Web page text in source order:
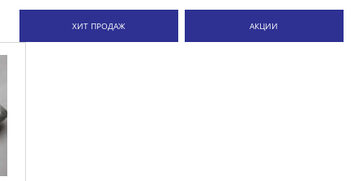
ХИТ ПРОДАЖ АКЦИИ